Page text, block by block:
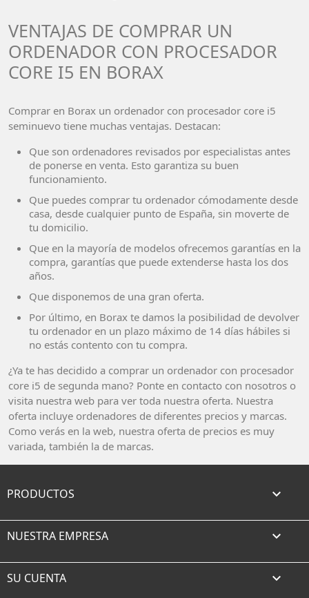
VENTAJAS DE COMPRAR UN
ORDENADOR CON PROCESADOR
CORE I5 EN BORAX
Comprar en Borax un ordenador con procesador core i5
seminuevo tiene muchas ventajas. Destacan:
Que son ordenadores revisados por especialistas antes
de ponerse en venta. Esto garantiza su buen
funcionamiento.
Que puedes comprar tu ordenador cómodamente desde
casa, desde cualquier punto de España, sin moverte de
tu domicilio.
Que en la mayoría de modelos ofrecemos garantías en la
compra, garantías que puede extenderse hasta los dos
años.
Que disponemos de una gran oferta.
Por último, en Borax te damos la posibilidad de devolver
tu ordenador en un plazo máximo de 14 días hábiles si
no estás contento con tu compra.
¿Ya te has decidido a comprar un ordenador con procesador
core i5 de segunda mano? Ponte en contacto con nosotros o
visita nuestra web para ver toda nuestra oferta. Nuestra
oferta incluye ordenadores de diferentes precios y marcas.
Como verás en la web, nuestra oferta de precios es muy
variada, también la de marcas.
PRODUCTOS 
NUESTRA EMPRESA 
SU CUENTA 